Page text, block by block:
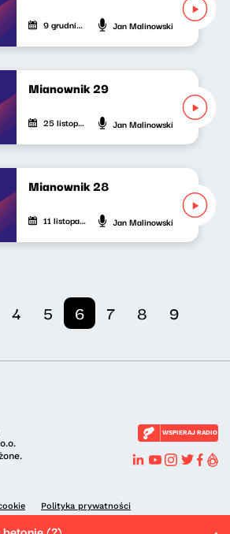
9 grudnia 2023 Jan Malinowski
Mianownik 29
25 listopada 2023 Jan Malinowski
Mianownik 28
11 listopada 2023 Jan Malinowski
4 5 6 7 8 9
WSPIERAJ RADIO
Polityka prywatności